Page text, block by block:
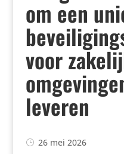
om een
voor
leveren
26 mei 2026